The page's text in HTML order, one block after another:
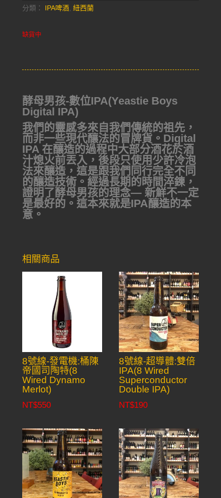
分類： IPA啤酒, 紐西蘭
缺貨中
酵母男孩-數位IPA(Yeastie Boys
Digital IPA)
我們的靈感多來自我們傳統的祖先，
而非一些現代釀法的冒牌貨。Digital
IPA 在釀造的過程中大部分酒花於酒
汁熄火前丟入，後段只使用少許冷泡
法來釀造，這是跟我們同行完全不同
的釀造技術。經過長期的時間淬鍊，
證明了酵母男孩的理念— 新鮮不一定
是最好的。這本來就是IPA釀造的本
意。
相關商品
8號線-發電機:桶陳
帝國司陶特(8
Wired Dynamo
Merlot)
NT$550
8號線-超導體:雙倍
IPA(8 Wired
Superconductor
Double IPA)
NT$190